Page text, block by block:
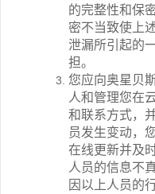
的完整性和保
密不当致使上
泄漏所引起的
担。
您应向奥星贝
人和管理您在
和联系方式，
员发生变动，
在线更新并及
人员的信息不
因以上人员的